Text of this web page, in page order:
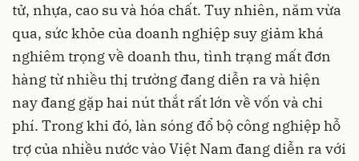
tử, nhựa, cao su và hóa chất. Tuy nhiên, năm vừa
qua, sức khỏe của doanh nghiệp suy giảm khá
nghiêm trọng về doanh thu, tình trạng mất đơn
hàng từ nhiều thị trường đang diễn ra và hiện
nay đang gặp hai nút thắt rất lớn về vốn và chi
phí. Trong khi đó, làn sóng đổ bộ công nghiệp hỗ
trợ của nhiều nước vào Việt Nam đang diễn ra với